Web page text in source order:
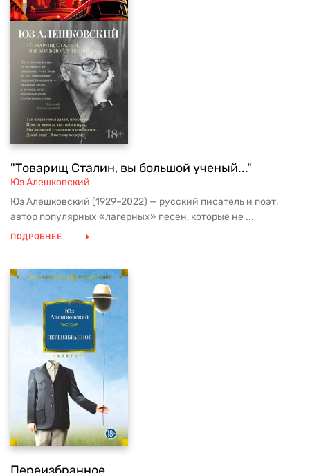
"Товарищ Сталин, вы большой ученый..."
Юз Алешковский
Юз Алешковский (1929–2022) — русский писатель и поэт,
автор популярных «лагерных» песен, которые не ...
ПОДРОБНЕЕ